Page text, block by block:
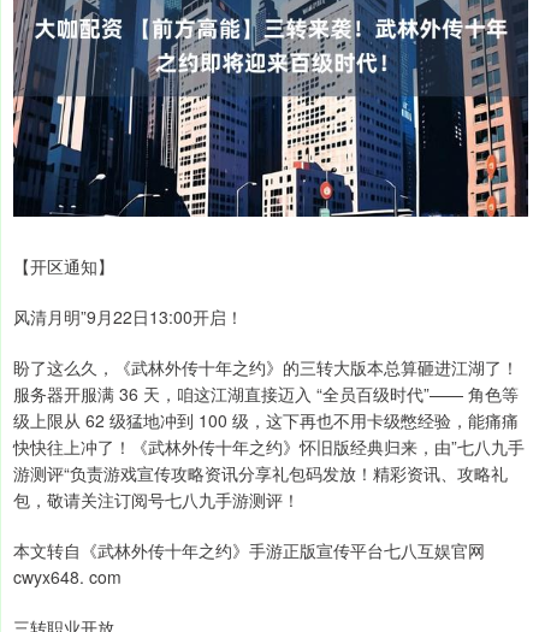
【开区通知】
风清月明”9月22日13:00开启！
盼了这么久，《武林外传十年之约》的三转大版本总算砸进江湖了！
服务器开服满 36 天，咱这江湖直接迈入 “全员百级时代”—— 角色等
级上限从 62 级猛地冲到 100 级，这下再也不用卡级憋经验，能痛痛
快快往上冲了！《武林外传十年之约》怀旧版经典归来，由”七八九手
游测评“负责游戏宣传攻略资讯分享礼包码发放！精彩资讯、攻略礼
包，敬请关注订阅号七八九手游测评！
本文转自《武林外传十年之约》手游正版宣传平台七八互娱官网
cwyx648. com